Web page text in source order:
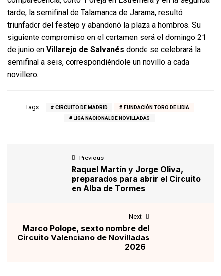
tarde, la semifinal de Talamanca de Jarama, resultó
triunfador del festejo y abandonó la plaza a hombros. Su
siguiente compromiso en el certamen será el domingo 21
de junio en Villarejo de Salvanés donde se celebrará la
semifinal a seis, correspondiéndole un novillo a cada
novillero.
Tags: CIRCUITO DE MADRID
FUNDACIÓN TORO DE LIDIA
LIGA NACIONAL DE NOVILLADAS
Previous
Raquel Martín y Jorge Oliva,
preparados para abrir el Circuito
en Alba de Tormes
Next
Marco Polope, sexto nombre del
Circuito Valenciano de Novilladas
2026